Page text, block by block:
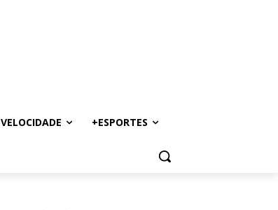
VELOCIDADE +ESPORTES